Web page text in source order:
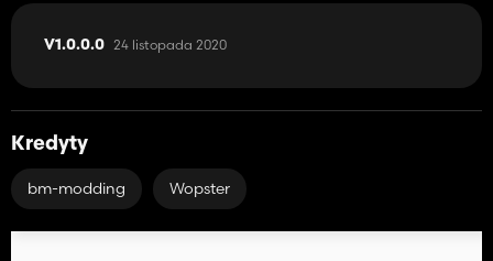
V1.0.0.0 24 listopada 2020
Kredyty
bm-modding Wopster